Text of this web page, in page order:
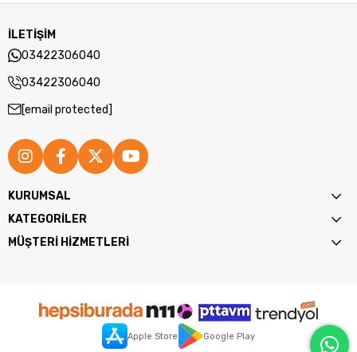
İLETİŞİM
03422306040
03422306040
[email protected]
KURUMSAL
KATEGORİLER
MÜŞTERİ HİZMETLERİ
Apple Store Google Play